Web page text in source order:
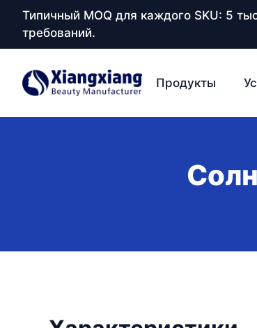
Типичный MOQ для каждого SKU: 5
требований.
Продукты